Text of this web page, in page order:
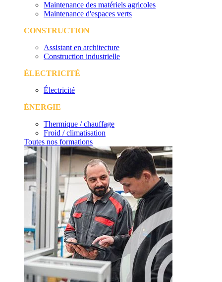
Maintenance des matériels agricoles
Maintenance d'espaces verts
CONSTRUCTION
Assistant en architecture
Construction industrielle
ÉLECTRICITÉ
Électricité
ÉNERGIE
Thermique / chauffage
Froid / climatisation
Toutes nos formations